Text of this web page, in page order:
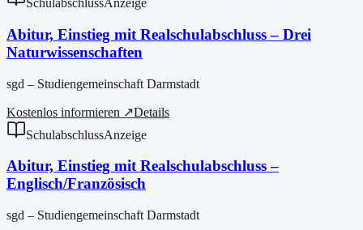
SchulabschlussAnzeige
Abitur, Einstieg mit Realschulabschluss – Drei
Naturwissenschaften
sgd – Studiengemeinschaft Darmstadt
Kostenlos informieren ↗Details
SchulabschlussAnzeige
Abitur, Einstieg mit Realschulabschluss –
Englisch/Französisch
sgd – Studiengemeinschaft Darmstadt